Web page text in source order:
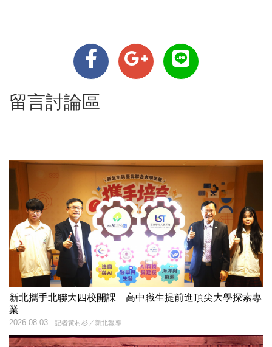
留言討論區
新北攜手北聯大四校開課 高中職生提前進頂尖大學探索專
業
記者黃村杉／新北報導
2026-08-03